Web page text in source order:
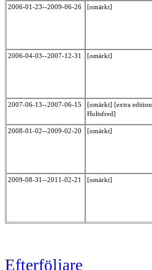
2006-01-23--2009-06-26 [omärkt]
2006-04-03--2007-12-31 [omärkt]
2007-06-13--2007-06-15
[omärkt] [extra edition
Hultsfred]
2008-01-02--2009-02-20 [omärkt]
2009-08-31--2011-02-21 [omärkt]
Efterföljare